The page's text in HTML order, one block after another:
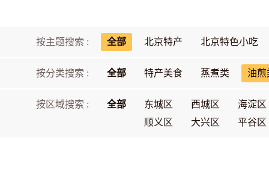
按主题搜索 : 全部 北京特产 北京特色小吃
按分类搜索 : 全部 特产美食 蒸煮类 油煎
按区域搜索 : 全部 东城区 西城区
海淀区
顺义区
大兴区 平谷区